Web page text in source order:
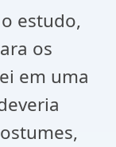
estudo,
os
em uma